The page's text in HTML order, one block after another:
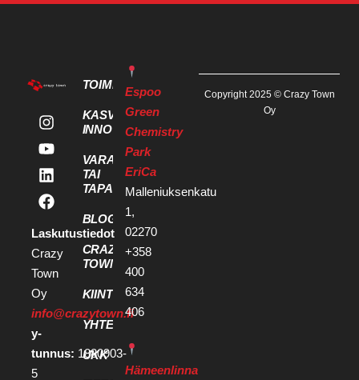
Laskutustiedot
Crazy
Town
Oy
info@crazytown.fi
y-
tunnus: 1880903-
5
TOIMITILAT
KASVU- JA
INNOVAATIOPALVELUT
VARAA KOKOUS
TAI
TAPAHTUMATILA
BLOGI
CRAZY
TOWN
KIINTEISTÖKEHITTÄJILLE
YHTEYSTIEDOT
UKK
Espoo
Green
Chemistry
Park
EriCa
Malleniuksenkatu
1,
02270
+358
400
634
406
Hämeenlinna
Copyright 2025 © Crazy Town
Oy